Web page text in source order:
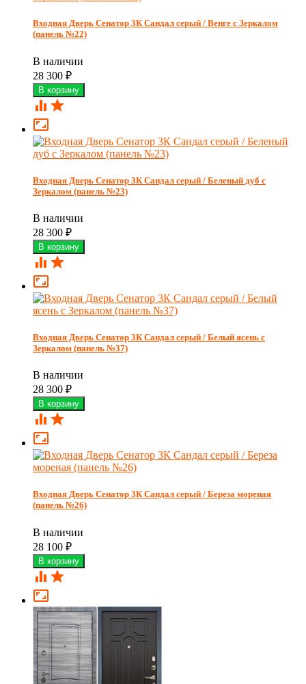
Входная Дверь Сенатор 3К Сандал серый / Венге с Зеркалом
(панель №22)
В наличии
28 300 ₽
 

Входная Дверь Сенатор 3К Сандал серый / Беленый дуб с
Зеркалом (панель №23)
В наличии
28 300 ₽
 

Входная Дверь Сенатор 3К Сандал серый / Белый ясень с
Зеркалом (панель №37)
В наличии
28 300 ₽
 

Входная Дверь Сенатор 3К Сандал серый / Береза мореная
(панель №26)
В наличии
28 100 ₽
 
